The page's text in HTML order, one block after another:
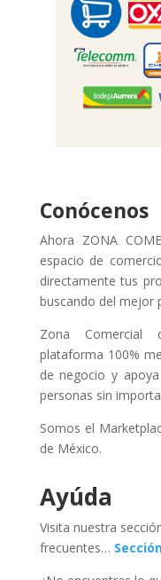
Conócenos
Ahora ZONA
espacio de
directamente tus
buscando del mejor
Zona Comercial
plataforma 100%
de negocio y
personas sin
Somos el
de México.
Ayúda
Visita nuestra
frecuentes…